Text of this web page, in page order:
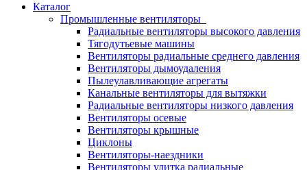
Каталог
Промышленные вентиляторы
Радиальные вентиляторы высокого давления
Тягодутьевые машины
Вентиляторы радиальные среднего давления
Вентиляторы дымоудаления
Пылеулавливающие агрегаты
Канальные вентиляторы для вытяжки
Радиальные вентиляторы низкого давления
Вентиляторы осевые
Вентиляторы крышные
Циклоны
Вентиляторы-наездники
Вентиляторы улитка радиальные